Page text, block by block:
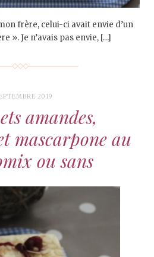
frère, celui-ci avait envie d’un
». Je n’avais pas envie, […]
2019
amandes,
mascarpone au
ou sans